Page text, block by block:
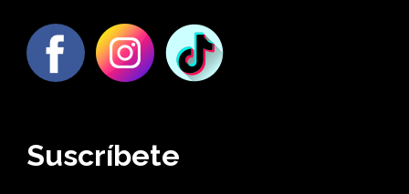
Suscríbete